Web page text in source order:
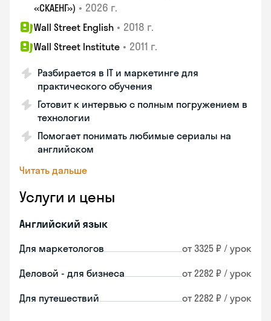
«СКАЕНГ») • 2026 г.
Wall Street English • 2018 г.
Wall Street Institute • 2011 г.
Разбирается в IT и маркетинге для
практического обучения
Готовит к интервью с полным погружением в
технологии
Помогает понимать любимые сериалы на
английском
Читать дальше
Услуги и цены
Английский язык
Для маркетологов от 3325 ₽ / урок
Деловой - для бизнеса от 2282 ₽ / урок
Для путешествий от 2282 ₽ / урок